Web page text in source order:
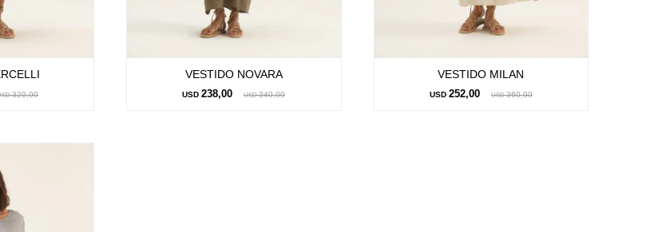
320,00
VESTIDO NOVARA
USD 238,00 USD 340,00
VESTIDO MILAN
USD 252,00 USD 360,00